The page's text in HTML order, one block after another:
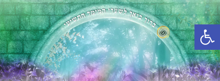
פתח סרגל נגישות